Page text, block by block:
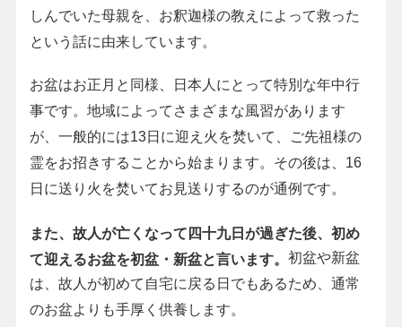
しんでいた母親を、お釈迦様の教えによって救った
という話に由来しています。
お盆はお正月と同様、日本人にとって特別な年中行
事です。地域によってさまざまな風習があります
が、一般的には13日に迎え火を焚いて、ご先祖様の
霊をお招きすることから始まります。その後は、16
日に送り火を焚いてお見送りするのが通例です。
また、故人が亡くなって四十九日が過ぎた後、初め
て迎えるお盆を初盆・新盆と言います。 初盆や新盆
は、故人が初めて自宅に戻る日でもあるため、通常
のお盆よりも手厚く供養します。